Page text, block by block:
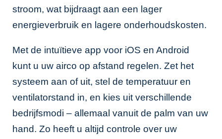
stroom, wat bijdraagt aan een lager
energieverbruik en lagere onderhoudskosten.
Met de intuïtieve app voor iOS en Android
kunt u uw airco op afstand regelen. Zet het
systeem aan of uit, stel de temperatuur en
ventilatorstand in, en kies uit verschillende
bedrijfsmodi – allemaal vanuit de palm van uw
hand. Zo heeft u altijd controle over uw